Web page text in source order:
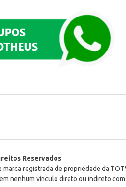
Reservados
registrada de propriedade da
nenhum vínculo direto ou indireto